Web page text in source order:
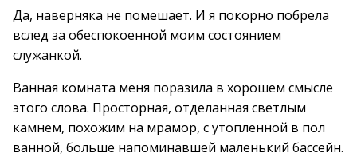
Да, наверняка не помешает. И я покорно побрела
вслед за обеспокоенной моим состоянием
служанкой.
Ванная комната меня поразила в хорошем смысле
этого слова. Просторная, отделанная светлым
камнем, похожим на мрамор, с утопленной в пол
ванной, больше напоминавшей маленький бассейн.